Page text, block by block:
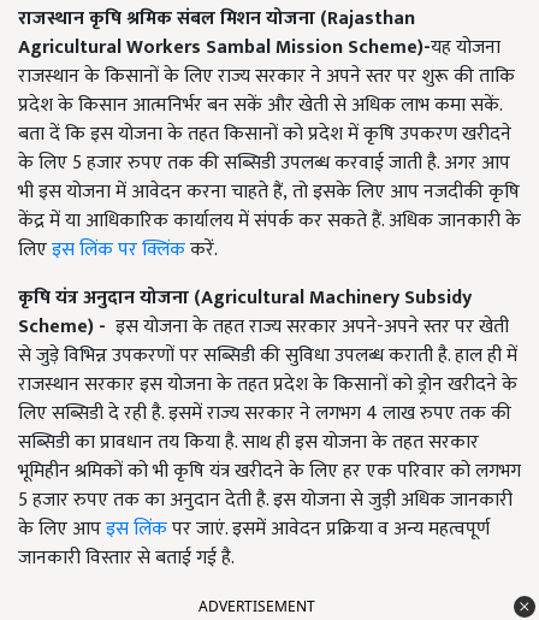
राजस्थान कृषि श्रमिक संबल मिशन योजना (Rajasthan
Agricultural Workers Sambal Mission Scheme)-यह योजना
राजस्थान के किसानों के लिए राज्य सरकार ने अपने स्तर पर शुरू की ताकि
प्रदेश के किसान आत्मनिर्भर बन सकें और खेती से अधिक लाभ कमा सकें.
बता दें कि इस योजना के तहत किसानों को प्रदेश में कृषि उपकरण खरीदने
के लिए 5हजार रुपए तक की सब्सिडी उपलब्ध करवाई जाती है. अगर आप
भी इस योजना में आवेदन करना चाहते हैं, तो इसके लिए आप नजदीकी कृषि
केंद्र में या आधिकारिक कार्यालय में संपर्क कर सकते हैं. अधिक जानकारी के
लिएइस लिंक पर क्लिंककरें.
कृषि यंत्र अनुदान योजना (Agricultural Machinery Subsidy
Scheme)- इस योजना के तहत राज्य सरकार अपने-अपने स्तर पर खेती
से जुड़े विभिन्न उपकरणों पर सब्सिडी की सुविधा उपलब्ध कराती है. हाल ही में
राजस्थान सरकार इस योजना के तहत प्रदेश के किसानों को ड्रोन खरीदने के
लिए सब्सिडी दे रही है. इसमें राज्य सरकार ने लगभग4लाख रुपए तक की
सब्सिडी का प्रावधान तय किया है. साथ ही इस योजना के तहत सरकार
भूमिहीन श्रमिकों को भी कृषि यंत्र खरीदने के लिए हर एक परिवार को लगभग
5हजार रुपए तक का अनुदान देती है. इस योजना से जुड़ी अधिक जानकारी
के लिए आपइस लिंकपर जाएं. इसमें आवेदन प्रक्रिया व अन्य महत्वपूर्ण
जानकारी विस्तार से बताई गई है.
ADVERTISEMENT